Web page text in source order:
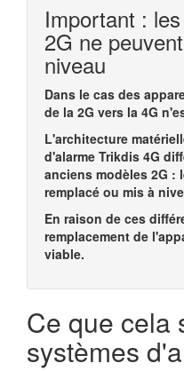
Important :
2G ne
niveau
Dans le cas des
de la 2G vers la 4G
L'architecture
d'alarme Trikdis 4G
anciens modèles 2G :
remplacé ou mis à
En raison de ces
remplacement de
viable.
Ce que cela
systèmes